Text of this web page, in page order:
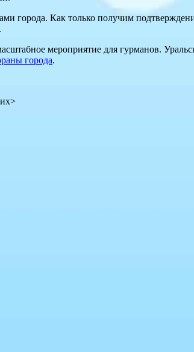
города. Как только получим
мероприятие для гурманов.
города.